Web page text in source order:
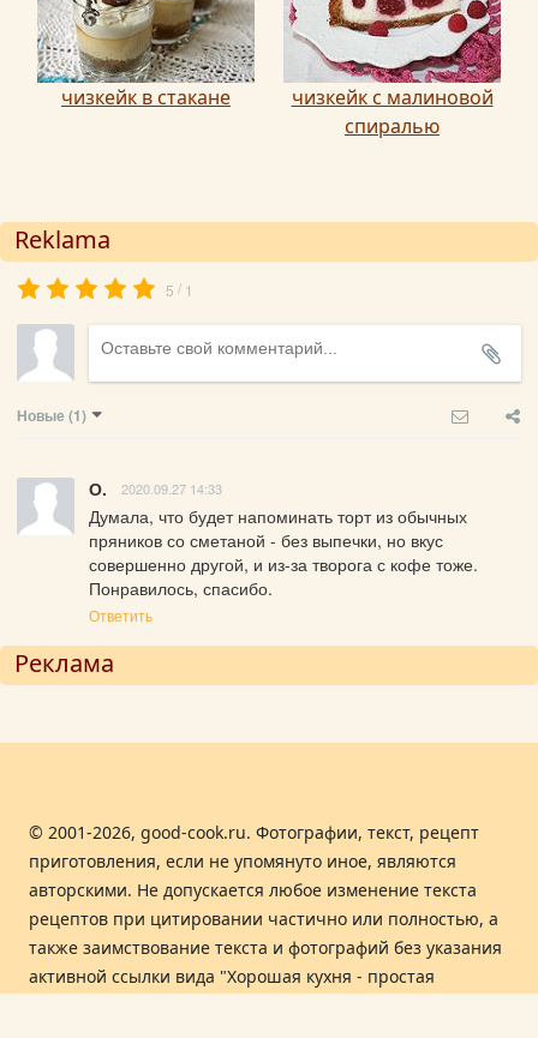
чизкейк в стакане
чизкейк с малиновой
спиралью
Reklama
5 / 1
Новые (1)
О. 2020.09.27 14:33
Думала, что будет напоминать торт из обычных
пряников со сметаной - без выпечки, но вкус
совершенно другой, и из-за творога с кофе тоже.
Понравилось, спасибо.
Ответить
Реклама
© 2001-2026, good-cook.ru. Фотографии, текст, рецепт
приготовления, если не упомянуто иное, являются
авторскими. Не допускается любое изменение текста
рецептов при цитировании частично или полностью, а
также заимствование текста и фотографий без указания
активной ссылки вида "Хорошая кухня - простая